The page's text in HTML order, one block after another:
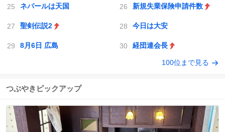
ネパールは天国 新規失業保険申請件数
聖剣伝説2 今日は大安
8月6日 広島 経団連会長
100位まで見る
つぶやきピックアップ